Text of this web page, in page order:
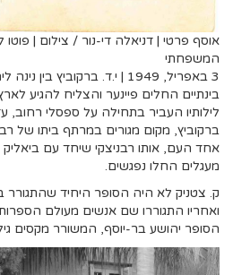
אוסף פרטי | דניאלה די-נור / צילום |
המשפחתי
3 באפריל, 1949 | י.ד. ברקוביץ בין נינה ליחיאל
בינתיים החלים פיינער והצליח להגיע
לילותיו העביר בתחילה על ספסלי רחוב,
ברקוביץ, מקום מגורים במרתף ביתו של
אחד העם, אותו רבניצקי שיחד עם
מעגלים החלו נפגשים.
ק. צטניק לא היה הסופר היחיד שהתגורר
ואחריו התגוררו שם אנשים מעולם
הסופר יהושע בר-יוסף, המשורר מקסים